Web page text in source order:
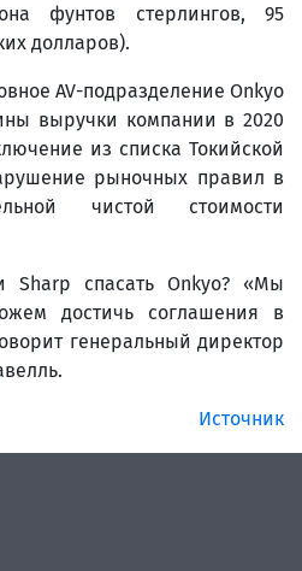
фунтов стерлингов, 95
долларов).
AV-подразделение Onkyo
выручки компании в 2020
из списка Токийской
рыночных правил в
чистой стоимости
Sharp спасать Onkyo? «Мы
достичь соглашения в
генеральный директор
Источник